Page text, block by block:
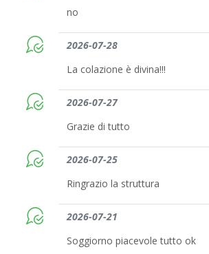
no
2026-07-28
La colazione è divina!!!
2026-07-27
Grazie di tutto
2026-07-25
Ringrazio la struttura
2026-07-21
Soggiorno piacevole tutto ok